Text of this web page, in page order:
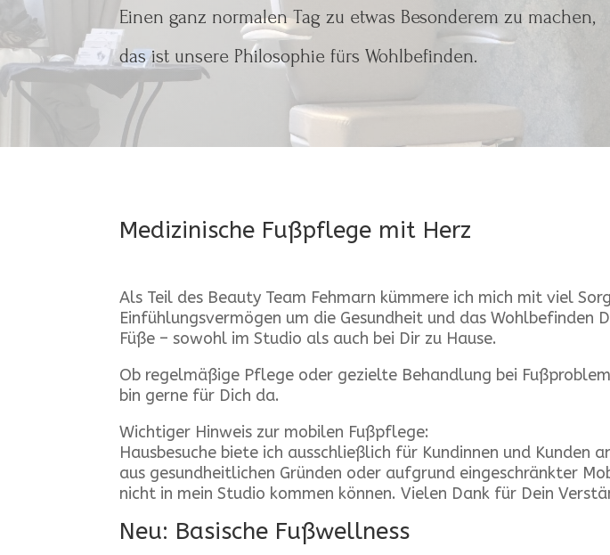
Einen ganz normalen Tag zu etwas Besonderem zu machen,
das ist unsere Philosophie fürs Wohlbefinden.
Medizinische Fußpflege mit Herz
Als Teil des Beauty Team Fehmarn kümmere ich mich mit viel
Einfühlungsvermögen um die Gesundheit und das Wohlbefinden
Füße – sowohl im Studio als auch bei Dir zu Hause.
Ob regelmäßige Pflege oder gezielte Behandlung bei
bin gerne für Dich da.
Wichtiger Hinweis zur mobilen Fußpflege:
Hausbesuche biete ich ausschließlich für Kundinnen und Kunden
aus gesundheitlichen Gründen oder aufgrund eingeschränkter
nicht in mein Studio kommen können. Vielen Dank für Dein
Neu: Basische Fußwellness